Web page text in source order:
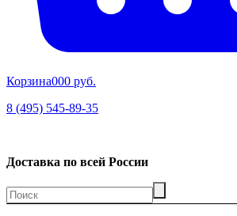
Корзина000 руб.
8 (495) 545-89-35
Доставка по всей России